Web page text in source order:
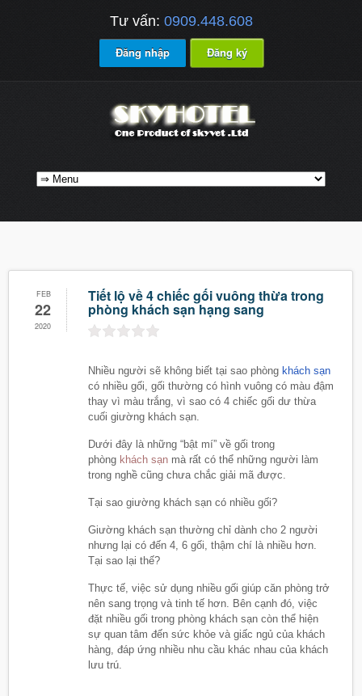
Tư vấn: 0909.448.608
Đăng nhập Đăng ký
FEB
22
2020
Tiết lộ về 4 chiếc gối vuông thừa trong
phòng khách sạn hạng sang
Nhiều người sẽ không biết tại sao phòng khách sạn
có nhiều gối, gối thường có hình vuông có màu đậm
thay vì màu trắng, vì sao có 4 chiếc gối dư thừa
cuối giường khách sạn.
Dưới đây là những “bật mí” về gối trong
phòng khách sạn mà rất có thể những người làm
trong nghề cũng chưa chắc giải mã được.
Tại sao giường khách sạn có nhiều gối?
Giường khách sạn thường chỉ dành cho 2 người
nhưng lại có đến 4, 6 gối, thậm chí là nhiều hơn.
Tại sao lại thế?
Thực tế, việc sử dụng nhiều gối giúp căn phòng trở
nên sang trọng và tinh tế hơn. Bên cạnh đó, việc
đặt nhiều gối trong phòng khách sạn còn thể hiện
sự quan tâm đến sức khỏe và giấc ngủ của khách
hàng, đáp ứng nhiều nhu cầu khác nhau của khách
lưu trú.